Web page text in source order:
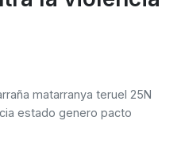
matarranya teruel 25N
estado genero pacto